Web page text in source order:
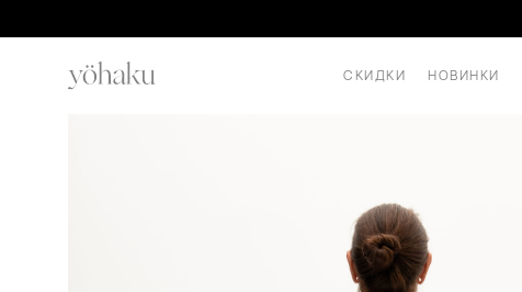
СКИДКИ НОВИНКИ